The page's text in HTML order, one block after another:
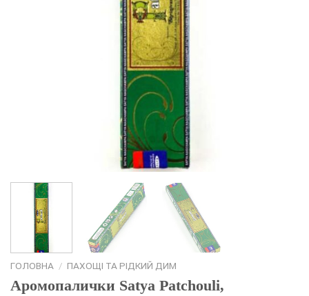
ГОЛОВНА / ПАХОЩІ ТА РІДКИЙ ДИМ
Аромопалички Satya Patchouli,